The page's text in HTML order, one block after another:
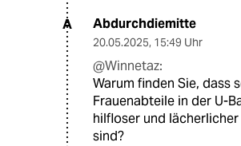
A Abdurchdiemitte
20.05.2025, 15:49 Uhr
@Winnetaz:
Warum finden Sie, dass
Frauenabteile in der U-
hilfloser und lächerlicher
sind?